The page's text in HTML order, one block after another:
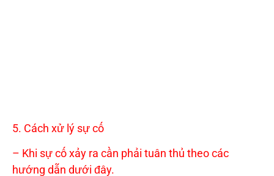
5. Cách xử lý sự cố
– Khi sự cố xảy ra cần phải tuân thủ theo các
hướng dẫn dưới đây.